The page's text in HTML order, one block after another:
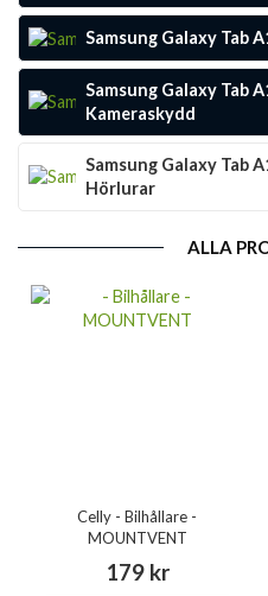
Samsung Galaxy Tab
Samsung Galaxy Tab
Kameraskydd
Samsung Galaxy Tab
Hörlurar
ALLA
Celly - Bilhållare -
MOUNTVENT
179 kr